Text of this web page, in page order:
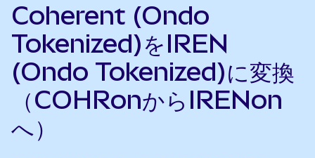
Coherent (Ondo
Tokenized)をIREN
(Ondo Tokenized)に変換
（COHRonからIRENon
へ）